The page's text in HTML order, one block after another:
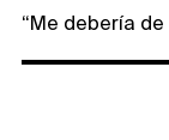
“Me debería